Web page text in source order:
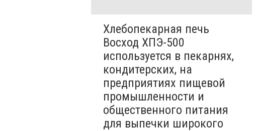
Хлебопекарная печь
Восход ХПЭ-500
используется в пекарнях,
кондитерских, на
предприятиях пищевой
промышленности и
общественного питания
для выпечки широкого